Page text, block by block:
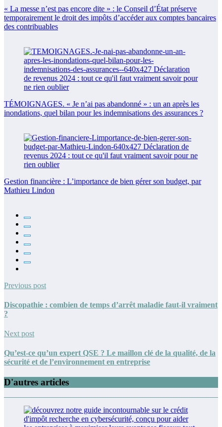
« La messe n’est pas encore dite » : le Conseil d’État préserve
temporairement le droit des impôts d’accéder aux comptes bancaires
des contribuables
TÉMOIGNAGES. « Je n’ai pas abandonné » : un an après les
inondations, quel bilan pour les indemnisations des assurances ?
Gestion financière : L’importance de bien gérer son budget, par
Mathieu Lindon
Previous post
Discopathie : combien de temps d’arrêt maladie faut-il vraiment
?
Next post
Qu’est-ce qu’un expert QSE ? Le maillon clé de la qualité, de la
sécurité et de l’environnement en entreprise
D'autres articles